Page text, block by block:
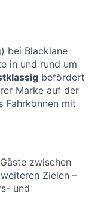
bei Blacklane
in und rund um
befördert
Marke auf der
Fahrkönnen mit
zwischen
Zielen –
und